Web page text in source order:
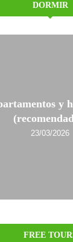
DORMIR
y
23/03/2026
FREE